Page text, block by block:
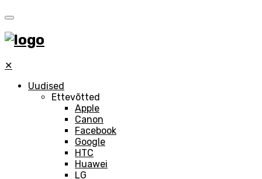
✕
Uudised
Ettevõtted
Apple
Canon
Facebook
Google
HTC
Huawei
LG